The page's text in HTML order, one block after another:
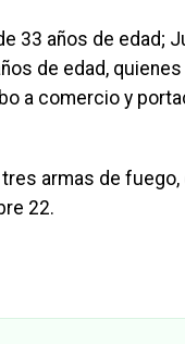
33 años de edad;
de edad,
a comercio y
armas de
22.